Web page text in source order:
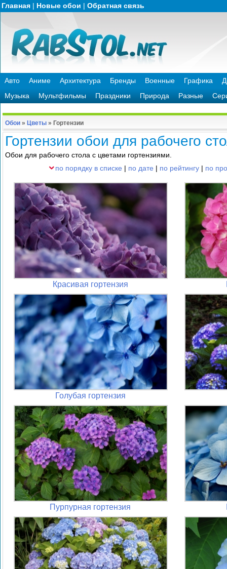
Главная | Новые обои | Обратная связь
Авто Аниме Архитектура Бренды Военные Графика
Музыка
Мультфильмы Праздники Природа Разные
Обои » Цветы » Гортензии
Гортензии обои для рабочего
Обои для рабочего стола с цветами гортензиями.
по порядку в списке | по дате | по рейтингу | по
Красивая гортензия
Голубая гортензия
Пурпурная гортензия